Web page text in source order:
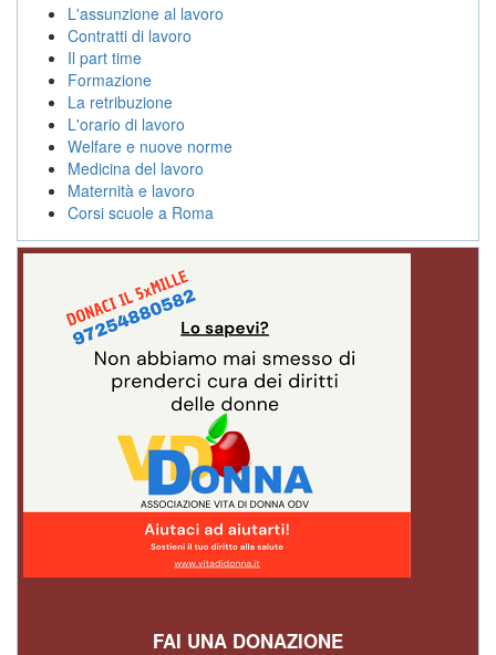
L'assunzione al lavoro
Contratti di lavoro
Il part time
Formazione
La retribuzione
L'orario di lavoro
Welfare e nuove norme
Medicina del lavoro
Maternità e lavoro
Corsi scuole a Roma
FAI UNA DONAZIONE